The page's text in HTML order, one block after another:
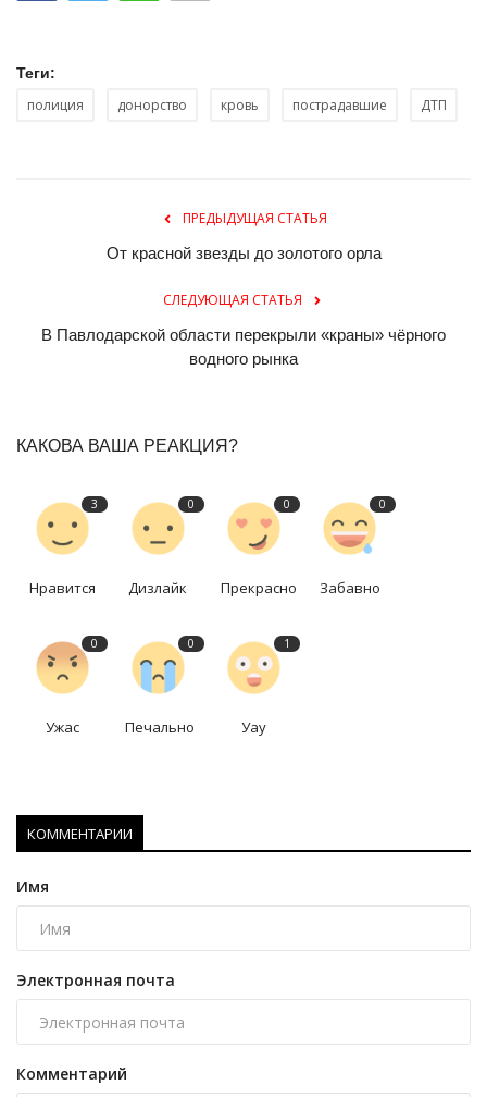
Теги:
полиция донорство кровь пострадавшие ДТП
ПРЕДЫДУЩАЯ СТАТЬЯ
От красной звезды до золотого орла
СЛЕДУЮЩАЯ СТАТЬЯ
В Павлодарской области перекрыли «краны» чёрного
водного рынка
КАКОВА ВАША РЕАКЦИЯ?
3
Нравится
0
Дизлайк
0
Прекрасно
0
Забавно
0
Ужас
0
Печально
1
Уау
КОММЕНТАРИИ
Имя
Электронная почта
Комментарий